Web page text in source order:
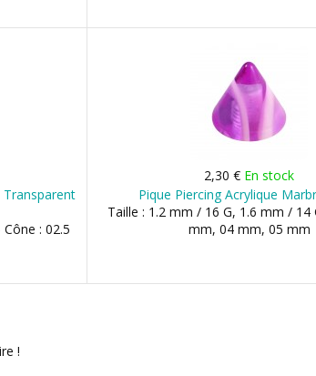
Transparent
: 02.5
2,30 € En stock
Pique Piercing Acrylique
Taille : 1.2 mm / 16 G, 1.6 mm / 14
mm, 04 mm, 05 mm
!